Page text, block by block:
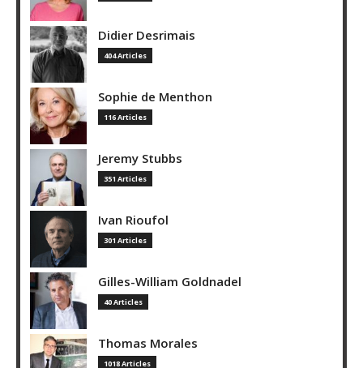
Didier Desrimais
404 Articles
Sophie de Menthon
116 Articles
Jeremy Stubbs
351 Articles
Ivan Rioufol
301 Articles
Gilles-William Goldnadel
40 Articles
Thomas Morales
1018 Articles